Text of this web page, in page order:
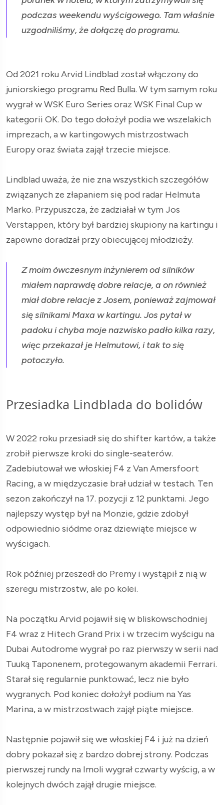
podczas weekendu wyścigowego. Tam właśnie
uzgodniliśmy, że dołączę do programu.
Od 2021 roku Arvid Lindblad został włączony do
juniorskiego programu Red Bulla. W tym samym roku
wygrał w WSK Euro Series oraz WSK Final Cup w
kategorii OK. Do tego dołożył podia we wszelakich
imprezach, a w kartingowych mistrzostwach
Europy oraz świata zajął trzecie miejsce.
Lindblad uważa, że nie zna wszystkich szczegółów
związanych ze złapaniem się pod radar Helmuta
Marko. Przypuszcza, że zadziałał w tym Jos
Verstappen, który był bardziej skupiony na kartingu i
zapewne doradzał przy obiecującej młodzieży.
Z moim ówczesnym inżynierem od silników
miałem naprawdę dobre relacje, a on również
miał dobre relacje z Josem, ponieważ zajmował
się silnikami Maxa w kartingu. Jos pytał w
padoku i chyba moje nazwisko padło kilka razy,
więc przekazał je Helmutowi, i tak to się
potoczyło.
Przesiadka Lindblada do bolidów
W 2022 roku przesiadł się do shifter kartów, a także
zrobił pierwsze kroki do single-seaterów.
Zadebiutował we włoskiej F4 z Van Amersfoort
Racing, a w międzyczasie brał udział w testach. Ten
sezon zakończył na 17. pozycji z 12 punktami. Jego
najlepszy występ był na Monzie, gdzie zdobył
odpowiednio siódme oraz dziewiąte miejsce w
wyścigach.
Rok później przeszedł do Premy i wystąpił z nią w
szeregu mistrzostw, ale po kolei.
Na początku Arvid pojawił się w bliskowschodniej
F4 wraz z Hitech Grand Prix i w trzecim wyścigu na
Dubai Autodrome wygrał po raz pierwszy w serii nad
Tuuką Taponenem, protegowanym akademii Ferrari.
Starał się regularnie punktować, lecz nie było
wygranych. Pod koniec dołożył podium na Yas
Marina, a w mistrzostwach zajął piąte miejsce.
Następnie pojawił się we włoskiej F4 i już na dzień
dobry pokazał się z bardzo dobrej strony. Podczas
pierwszej rundy na Imoli wygrał czwarty wyścig, a w
kolejnych dwóch zajął drugie miejsce.